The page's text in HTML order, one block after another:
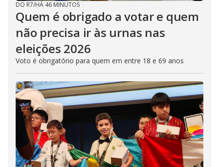
DO R7/HÁ 46 MINUTOS
Quem é obrigado a votar e quem
não precisa ir às urnas nas
eleições 2026
Voto é obrigatório para quem em entre 18 e 69 anos